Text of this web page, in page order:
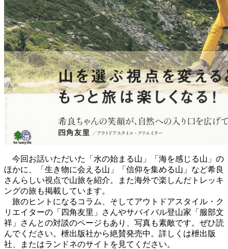
今回お話いただいた「水の始まる山」「海を感じる山」の
ほかに、「生き物に会える山」「信仰を集める山」など希良
さんらしい視点で山旅を紹介。また海外で楽しんだトレッキ
ングの旅も掲載しています。
旅のヒントになるコラム、そしてアウトドアスタイル・ク
リエイターの「四角友里」さんやサバイバル登山家「服部文
祥」さんとの対談のページもあり、写真も素敵です。ぜひ読
んでください。枻出版社から絶賛発売中。詳しくは枻出版
社、またはランドネのサイトを見てください。